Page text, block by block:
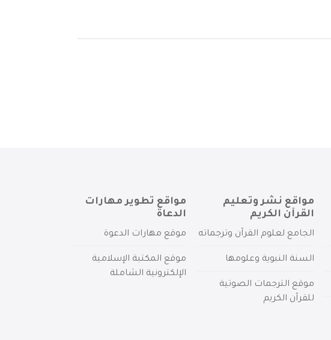
مواقع نشر وتعليم
القرآن الكريم
الجامع لعلوم القرآن وترجماته
السنة النبوية وعلومها
موقع الترجمات الصوتية
للقرآن الكريم
مواقع تطوير مهارات
الدعاة
موقع مهارات الدعوة
موقع المكتبة الإسلامية
الإلكترونية الشاملة